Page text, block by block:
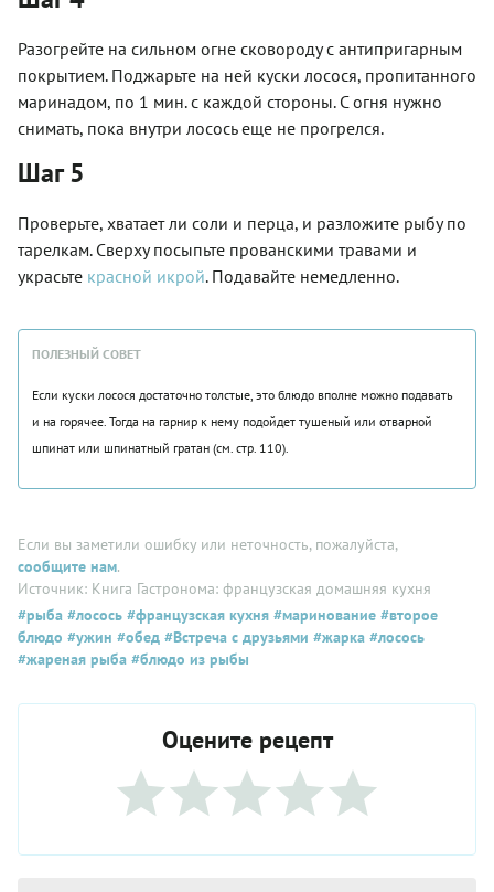
Разогрейте на сильном огне сковороду с антипригарным
покрытием. Поджарьте на ней куски лосося, пропитанного
маринадом, по 1 мин. с каждой стороны. С огня нужно
снимать, пока внутри лосось еще не прогрелся.
Шаг 5
Проверьте, хватает ли соли и перца, и разложите рыбу по
тарелкам. Сверху посыпьте прованскими травами и
украсьте красной икрой. Подавайте немедленно.
ПОЛЕЗНЫЙ СОВЕТ
Если куски лосося достаточно толстые, это блюдо вполне можно подавать
и на горячее. Тогда на гарнир к нему подойдет тушеный или отварной
шпинат или шпинатный гратан (см. стр. 110).
Если вы заметили ошибку или неточность, пожалуйста,
сообщите нам.
Источник: Книга Гастронома: французская домашняя кухня
#рыба #лосось #французская кухня #маринование #второе
блюдо #ужин #обед #Встреча с друзьями #жарка #лосоcь
#жареная рыба #блюдо из рыбы
Оцените рецепт